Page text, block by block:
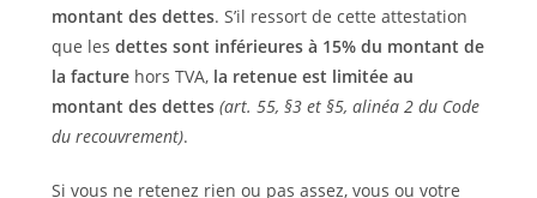
montant des dettes. S’il ressort de cette attestation
que les dettes sont inférieures à 15% du montant de
la facturehors TVA, la retenue est limitée au
montant des dettes (art. 55, §3 et §5, alinéa 2 du Code
du recouvrement).
Si vous ne retenez rien ou pas assez, vous ou votre